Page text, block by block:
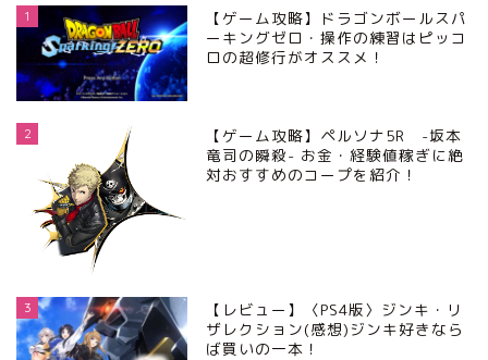
1
【ゲーム攻略】ドラゴンボールスパ
ーキングゼロ・操作の練習はピッコ
ロの超修行がオススメ！
2
【ゲーム攻略】ペルソナ5R -坂本
竜司の瞬殺- お金・経験値稼ぎに絶
対おすすめのコープを紹介！
3
【レビュー】〈PS4版〉ジンキ・リ
ザレクション(感想)ジンキ好きなら
ば買いの一本！